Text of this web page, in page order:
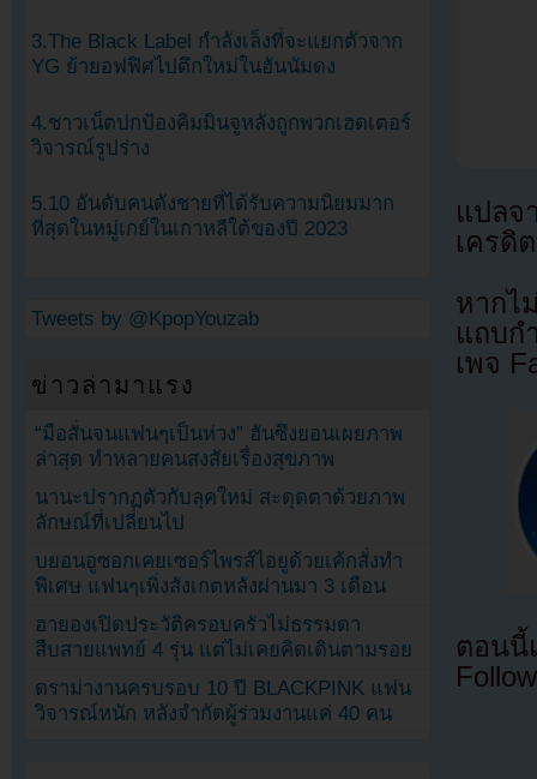
แปล
เครดิ
หากไ
แถบก
เพจ
ตอนนี้
3.The Black Label กำลังเล็งที่จะแยกตัวจาก
YG ย้ายอฟฟิศไปตึกใหม่ในฮันนัมดง
4.ชาวเน็ตปกป้องคิมมินจูหลังถูกพวกเฮดเตอร์
วิจารณ์รูปร่าง
5.10 อันดับคนดังชายที่ได้รับความนิยมมาก
ที่สุดในหมู่เกย์ในเกาหลีใต้ของปี 2023
Tweets by @KpopYouzab
ข่าวล่ามาแรง
“มือสั่นจนแฟนๆเป็นห่วง” ฮันซึงยอนเผยภาพ
ล่าสุด ทำหลายคนสงสัยเรื่องสุขภาพ
นานะปรากฏตัวกับลุคใหม่ สะดุดตาด้วยภาพ
ลักษณ์ที่เปลี่ยนไป
บยอนอูซอกเคยเซอร์ไพรส์ไอยูด้วยเค้กสั่งทำ
พิเศษ แฟนๆเพิ่งสังเกตหลังผ่านมา 3 เดือน
ฮายองเปิดประวัติครอบครัวไม่ธรรมดา
สืบสายแพทย์ 4 รุ่น แต่ไม่เคยคิดเดินตามรอย
ดราม่างานครบรอบ 10 ปี BLACKPINK แฟน
วิจารณ์หนัก หลังจำกัดผู้ร่วมงานแค่ 40 คน